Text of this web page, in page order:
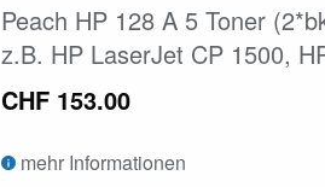
Peach HP 128 A 5 Toner
z.B. HP LaserJet CP 1500,
CHF 153.00
mehr Informationen